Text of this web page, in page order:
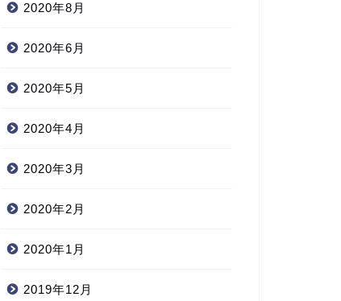
2020年8月
2020年6月
2020年5月
2020年4月
2020年3月
2020年2月
2020年1月
2019年12月